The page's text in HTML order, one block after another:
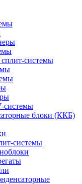
системы
системы
блоки (ККБ)
системы